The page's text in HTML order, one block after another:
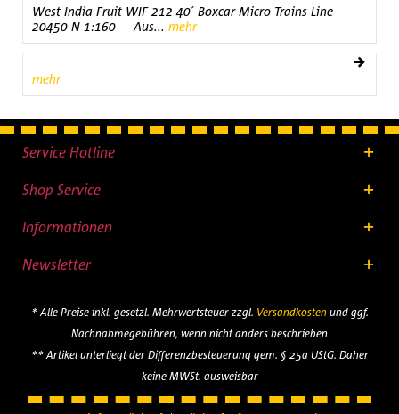
West India Fruit WIF 212 40´ Boxcar Micro Trains Line
20450 N 1:160 Aus... mehr
mehr
Service Hotline
Shop Service
Informationen
Newsletter
* Alle Preise inkl. gesetzl. Mehrwertsteuer zzgl. Versandkostenund ggf.
Nachnahmegebühren, wenn nicht anders beschrieben
** Artikel unterliegt der Differenzbesteuerung gem. § 25a UStG. Daher
keine MWSt. ausweisbar